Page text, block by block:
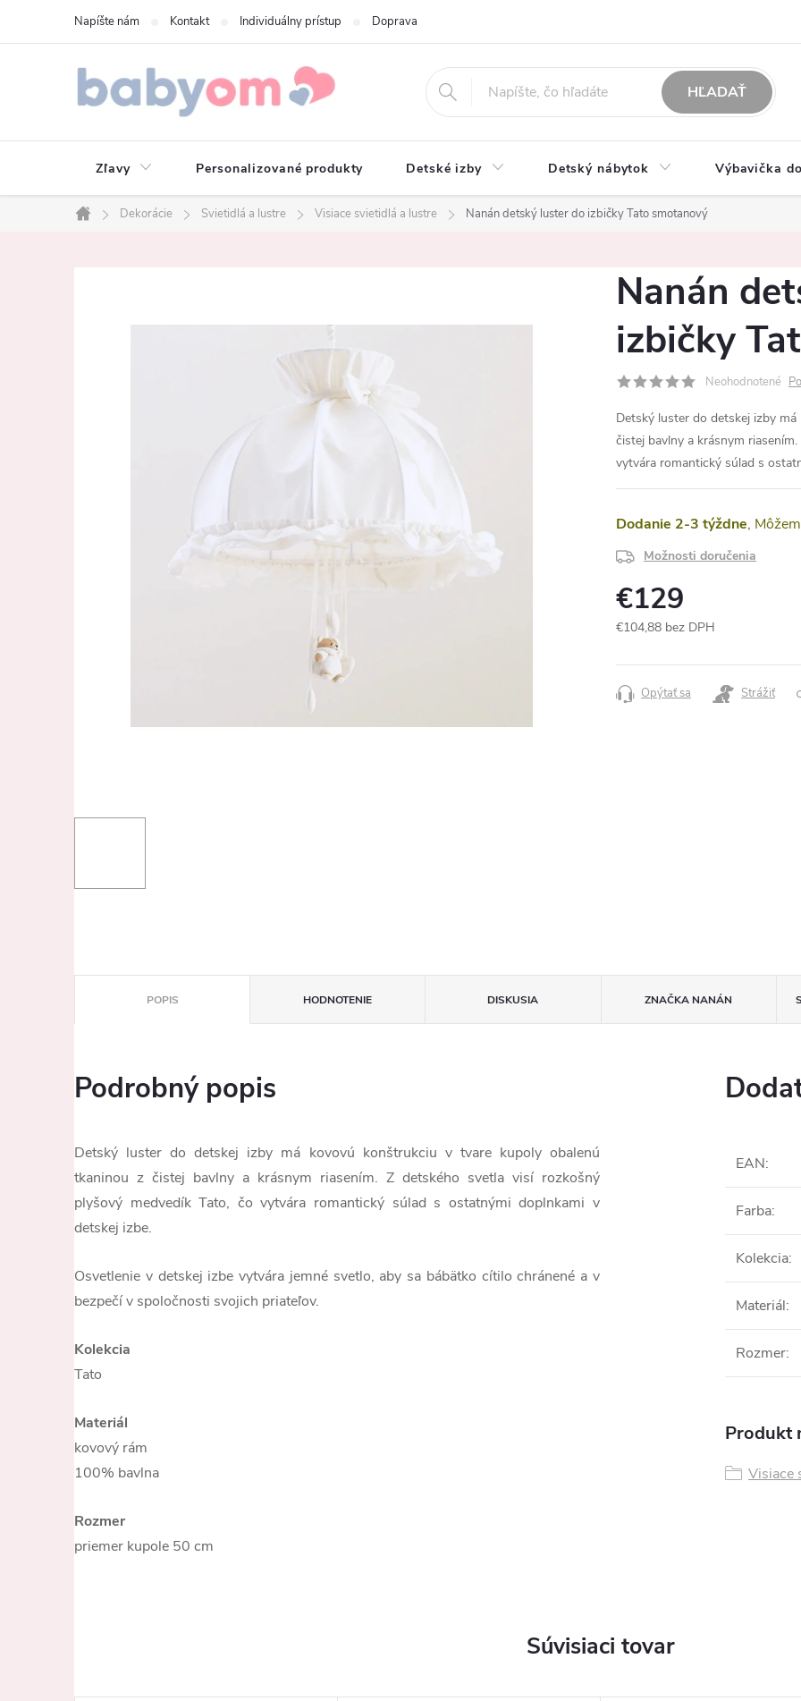
Napíšte nám Kontakt Individuálny prístup Doprava
HĽADAŤ
Zľavy Personalizované produkty Detské izby Detský nábytok Výbavička
Domov
Dekorácie Svietidlá a lustre Visiace svietidlá a lustre Nanán detský luster do izbičky Tato smotanový
Nanán
izbičky
Neohodnotené
Detský luster do detskej izby
čistej bavlny a krásnym
vytvára romantický súlad s
Dodanie 2-3 týždne
Možnosti doručenia
€129
€104,88 bez DPH
cena:
Opýtať sa Strážiť
POPIS HODNOTENIE DISKUSIA ZNAČKA NANÁN
Podrobný popis
Detský luster do detskej izby má kovovú konštrukciu v tvare kupoly obalenú
tkaninou z čistej bavlny a krásnym riasením. Z detského svetla visí rozkošný
plyšový medvedík Tato, čo vytvára romantický súlad s ostatnými doplnkami v
detskej izbe.
Osvetlenie v detskej izbe vytvára jemné svetlo, aby sa bábätko cítilo chránené a v
bezpečí v spoločnosti svojich priateľov.
Kolekcia
Tato
Materiál
kovový rám
100% bavlna
Rozmer
priemer kupole 50 cm
EAN:
Farba:
Kolekcia:
Materiál:
Rozmer:
Produkt
Visiace
Súvisiaci tovar